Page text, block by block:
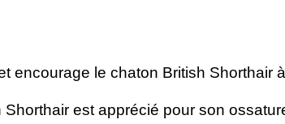
encourage le chaton British Shorthair
Shorthair est apprécié pour son